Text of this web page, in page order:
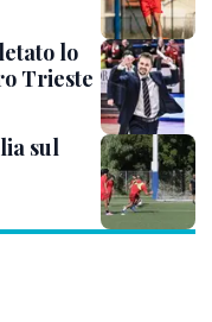
lo
Trieste
sul